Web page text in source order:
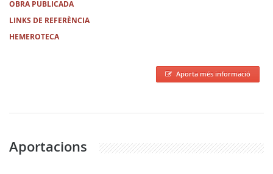
OBRA PUBLICADA
LINKS DE REFERÈNCIA
HEMEROTECA
Aporta més informació
Aportacions